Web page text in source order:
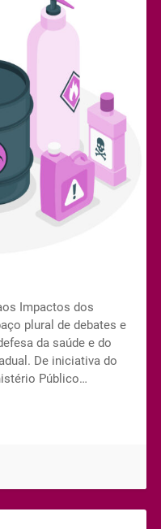
Impactos dos
plural de debates e
da saúde e do
De iniciativa do
Público…